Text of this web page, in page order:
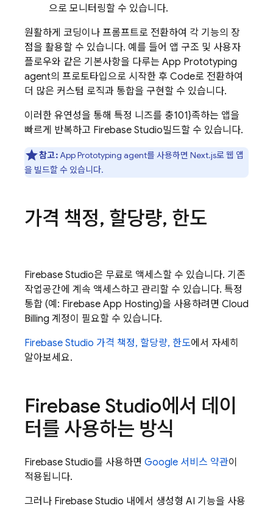
으로 모니터링할 수 있습니다.
원활하게 코딩이나 프롬프트로 전환하여 각 기능의 장
점을 활용할 수 있습니다. 예를 들어 앱 구조 및 사용자
플로우와 같은 기본사항을 다루는 App Prototyping
agent의 프로토타입으로 시작한 후 Code로 전환하여
더 많은 커스텀 로직과 통합을 구현할 수 있습니다.
이러한 유연성을 통해 특정 니즈를 충101}족하는 앱을
빠르게 반복하고 Firebase Studio빌드할 수 있습니다.
참고:App Prototyping agent를 사용하면 Next.js로 웹 앱
을 빌드할 수 있습니다.
가격 책정, 할당량, 한도
Firebase Studio은 무료로 액세스할 수 있습니다. 기존
작업공간에 계속 액세스하고 관리할 수 있습니다. 특정
통합 (예: Firebase App Hosting)을 사용하려면 Cloud
Billing 계정이 필요할 수 있습니다.
Firebase Studio 가격 책정, 할당량, 한도에서 자세히
알아보세요.
Firebase Studio에서 데이
터를 사용하는 방식
Firebase Studio를 사용하면 Google 서비스 약관이
적용됩니다.
그러나 Firebase Studio 내에서 생성형 AI 기능을 사용